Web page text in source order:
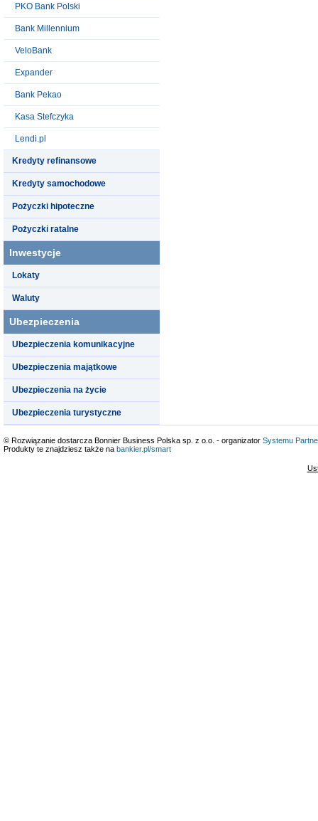
PKO Bank Polski
Bank Millennium
VeloBank
Expander
Bank Pekao
Kasa Stefczyka
Lendi.pl
Kredyty refinansowe
Kredyty samochodowe
Pożyczki hipoteczne
Pożyczki ratalne
Inwestycje
Lokaty
Waluty
Ubezpieczenia
Ubezpieczenia komunikacyjne
Ubezpieczenia majątkowe
Ubezpieczenia na życie
Ubezpieczenia turystyczne
© Rozwiązanie dostarcza Bonnier Business Polska sp. z o.o. - organizator Systemu
Produkty te znajdziesz także na bankier.pl/smart